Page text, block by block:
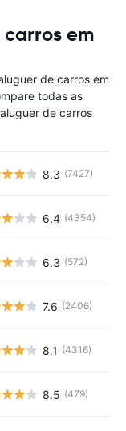
em
de carros em
todas as
de carros
8.3 (7427)
6.4 (4354)
6.3 (572)
7.6 (2406)
8.1 (4316)
8.5 (479)